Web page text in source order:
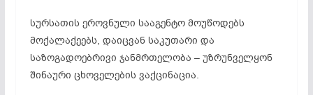
სურსათის ეროვნული სააგენტო მოუწოდებს
მოქალაქეებს, დაიცვან საკუთარი და
საზოგადოებრივი ჯანმრთელობა – უზრუნველყონ
შინაური ცხოველების ვაქცინაცია.